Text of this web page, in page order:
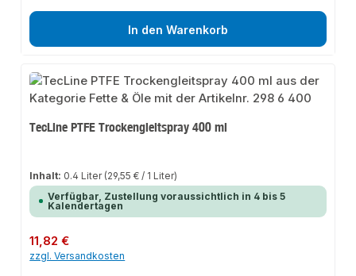
In den Warenkorb
TecLine PTFE Trockengleitspray 400 ml
Inhalt: 0.4 Liter (29,55 € / 1 Liter)
Verfügbar, Zustellung voraussichtlich in 4 bis 5
Kalendertagen
Regulärer Preis:
11,82 €
zzgl. Versandkosten